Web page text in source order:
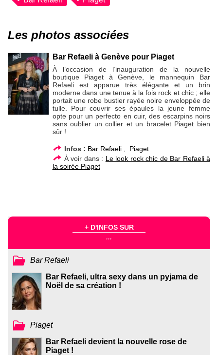
Les photos associées
Bar Refaeli à Genève pour Piaget
À l’occasion de l’inauguration de la nouvelle
boutique Piaget à Genève, le mannequin Bar
Refaeli est apparue très élégante et un brin
moderne dans une tenue à la fois rock et chic ; elle
portait une robe bustier rayée noire enveloppée de
tulle. Pour couvrir ses épaules la jeune femme
opte pour un perfecto en cuir, des escarpins noirs
sans oublier un collier et un bracelet Piaget bien
sûr !
Infos : Bar Refaeli, Piaget
À voir dans : Le look rock chic de Bar Refaeli à
la soirée Piaget
+ D'INFOS SUR
...
Bar Refaeli
Bar Refaeli, ultra sexy dans un pyjama de
Noël de sa création !
Piaget
Bar Refaeli devient la nouvelle rose de
Piaget !